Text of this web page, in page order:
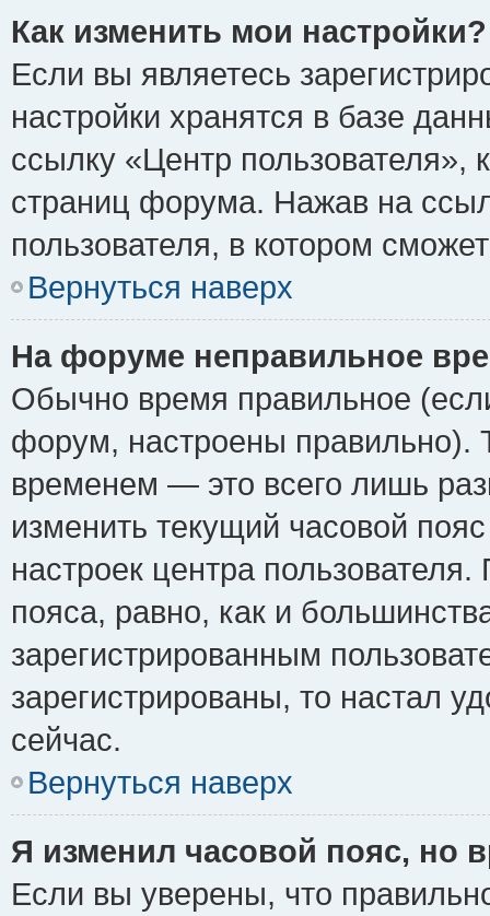
Как изменить мои настройки?
Если вы являетесь
настройки хранятся в базе
ссылку «Центр пользователя»,
страниц форума. Нажав на
пользователя, в котором
Вернуться наверх
На форуме неправильное
Обычно время правильное
форум, настроены правильно).
временем — это всего лишь
изменить текущий часовой
настроек центра
пояса, равно, как и
зарегистрированным
зарегистрированы, то настал
сейчас.
Вернуться наверх
Я изменил часовой пояс, но
Если вы уверены, что